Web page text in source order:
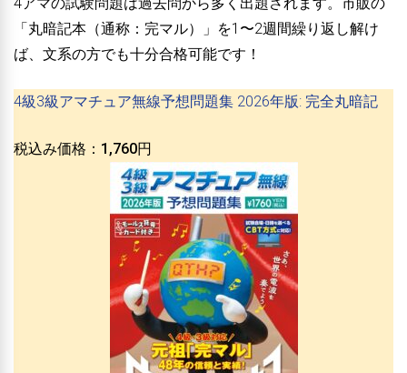
4アマの試験問題は過去問から多く出題されます。市販の
「丸暗記本（通称：完マル）」を1〜2週間繰り返し解け
ば、文系の方でも十分合格可能です！
4級3級アマチュア無線予想問題集 2026年版: 完全丸暗記
税込み価格：1,760円